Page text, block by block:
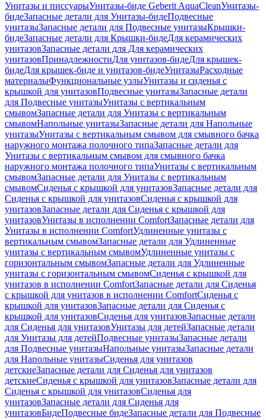
Унитазы и писсуарыУнитазы-биде Geberit AquaCleanУнитазы-
бидеЗапасные детали для Унитазы-бидеПодвесные
унитазыЗапасные детали для Подвесные унитазыКрышки-
бидеЗапасные детали для Крышки-бидеДля керамических
унитазовЗапасные детали для Для керамических
унитазовПринадлежностиДля унитазов-бидеДля крышек-
бидеДля крышек-биде и унитазов-бидеУнитазыРасходные
материалыФункциональные узлыУнитазы и сиденья с
крышкой для унитазовПодвесные унитазыЗапасные детали
для Подвесные унитазыУнитазы с вертикальным
смывомЗапасные детали для Унитазы с вертикальным
смывомНапольные унитазыЗапасные детали для Напольные
унитазыУнитазы с вертикальным смывом для смывного бачка
наружного монтажа полочного типаЗапасные детали для
Унитазы с вертикальным смывом для смывного бачка
наружного монтажа полочного типаУнитазы с вертикальным
смывомЗапасные детали для Унитазы с вертикальным
смывомСиденья с крышкой для унитазовЗапасные детали для
Сиденья с крышкой для унитазовСиденья с крышкой для
унитазовЗапасные детали для Сиденья с крышкой для
унитазовУнитазы в исполнении ComfortЗапасные детали для
Унитазы в исполнении ComfortУдлиненные унитазы с
вертикальным смывомЗапасные детали для Удлиненные
унитазы с вертикальным смывомУдлиненные унитазы с
горизонтальным смывомЗапасные детали для Удлиненные
унитазы с горизонтальным смывомСиденья с крышкой для
унитазов в исполнении ComfortЗапасные детали для Сиденья
с крышкой для унитазов в исполнении ComfortСиденья с
крышкой для унитазовЗапасные детали для Сиденья с
крышкой для унитазовСиденья для унитазовЗапасные детали
для Сиденья для унитазовУнитазы для детейЗапасные детали
для Унитазы для детейПодвесные унитазыЗапасные детали
для Подвесные унитазыНапольные унитазыЗапасные детали
для Напольные унитазыСиденья для унитазов
детскиеЗапасные детали для Сиденья для унитазов
детскиеСиденья с крышкой для унитазовЗапасные детали для
Сиденья с крышкой для унитазовСиденья для
унитазовЗапасные детали для Сиденья для
унитазовБидеПодвесные бидеЗапасные детали для Подвесные